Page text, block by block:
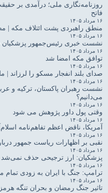
روزنامه‌نگاری ملی؛ درآمدی بر
فاتح
۱۶ مرداد ۱۴۰۵
منطق راهبردی پشت ائتلاف مکه |
۱۶ مرداد ۱۴۰۵
نشست خبری رئیس‌جمهور پزشکیان
۱۶ مرداد ۱۴۰۵
توافق مکه امضا شد
۱۶ مرداد ۱۴۰۵
صدای بلند انفجار مسکو را لرزاند |
۱۶ مرداد ۱۴۰۵
نشست رهبران پاکستان، ترکیه و
می‌دانیم؟
۱۶ مرداد ۱۴۰۵
وقتی پول داور پژوهش می شود
۱۶ مرداد ۱۴۰۵
آمریکا، ناقض اعظم تفاهم‌نامه
۱۶ مرداد ۱۴۰۵
نقبی بر اظهارات ریاست جمهور
۱۶ مرداد ۱۴۰۵
پزشکیان: ارز ترجیحی حذف
۱۶ مرداد ۱۴۰۵
ترامپ: جنگ با ایران به زودی تمام
۱۶ مرداد ۱۴۰۵
تاثیر جنگ رمضان و بحران تنگه هرمز